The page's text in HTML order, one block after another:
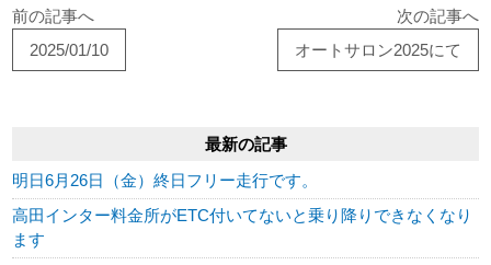
前の記事へ
2025/01/10
次の記事へ
オートサロン2025にて
最新の記事
明日6月26日（金）終日フリー走行です。
高田インター料金所がETC付いてないと乗り降りできなくなり
ます